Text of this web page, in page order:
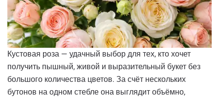
Кустовая роза — удачный выбор для тех, кто хочет
получить пышный, живой и выразительный букет без
большого количества цветов. За счёт нескольких
бутонов на одном стебле она выглядит объёмно,